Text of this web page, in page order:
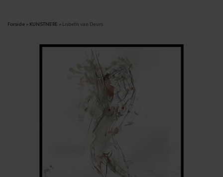
Forside »KUNSTNERE »Lisbeth van Deurs